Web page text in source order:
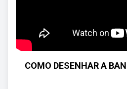
COMO DESENHAR A